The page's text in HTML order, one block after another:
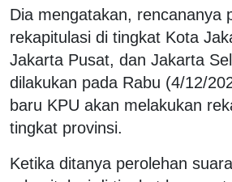
Dia mengatakan, rencananya
rekapitulasi di tingkat Kota
Jakarta Pusat, dan Jakarta
dilakukan pada Rabu (4/12/
baru KPU akan melakukan
tingkat provinsi.
Ketika ditanya perolehan